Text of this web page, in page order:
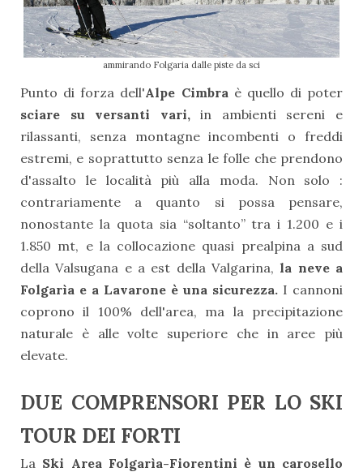
ammirando Folgaria dalle piste da sci
Punto di forza dell'Alpe Cimbra è quello di poter
sciare su versanti vari, in ambienti sereni e
rilassanti, senza montagne incombenti o freddi
estremi, e soprattutto senza le folle che prendono
d'assalto le località più alla moda. Non solo :
contrariamente a quanto si possa pensare,
nonostante la quota sia “soltanto” tra i 1.200 e i
1.850 mt, e la collocazione quasi prealpina a sud
della Valsugana e a est della Valgarina, la neve a
Folgarìa e a Lavarone è una sicurezza. I cannoni
coprono il 100% dell'area, ma la precipitazione
naturale è alle volte superiore che in aree più
elevate.
DUE COMPRENSORI PER LO SKI
TOUR DEI FORTI
La Ski Area Folgarìa-Fiorentini è un carosello